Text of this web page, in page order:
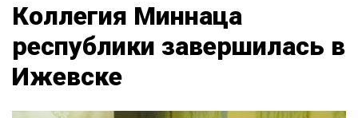
Коллегия Миннаца
республики завершилась в
Ижевске